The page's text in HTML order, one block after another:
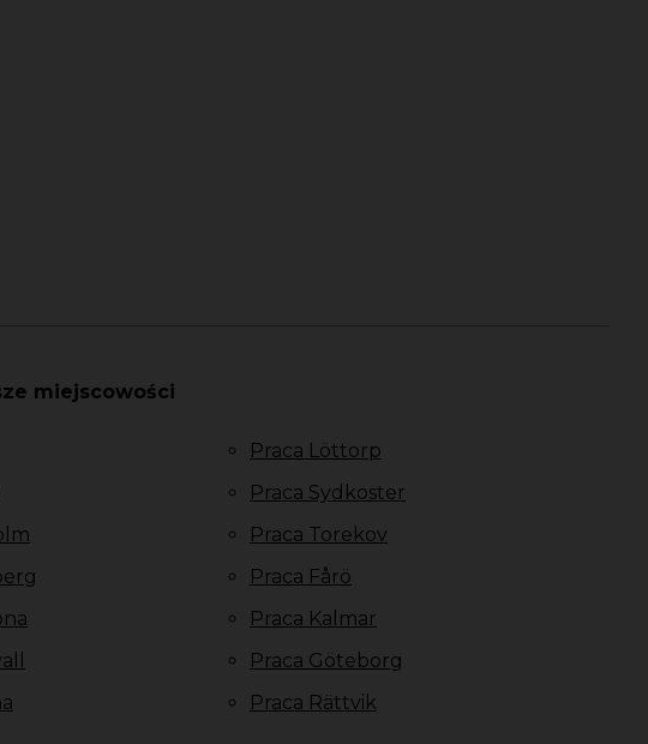
miejscowości
Praca Löttorp
Praca Sydkoster
Praca Torekov
Praca Fårö
Praca Kalmar
Praca Göteborg
Praca Rättvik